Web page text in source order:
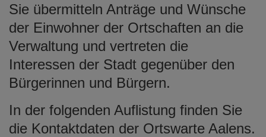
Sie übermitteln Anträge und Wünsche
der Einwohner der Ortschaften an die
Verwaltung und vertreten die
Interessen der Stadt gegenüber den
Bürgerinnen und Bürgern.
In der folgenden Auflistung finden Sie
die Kontaktdaten der Ortswarte Aalens.